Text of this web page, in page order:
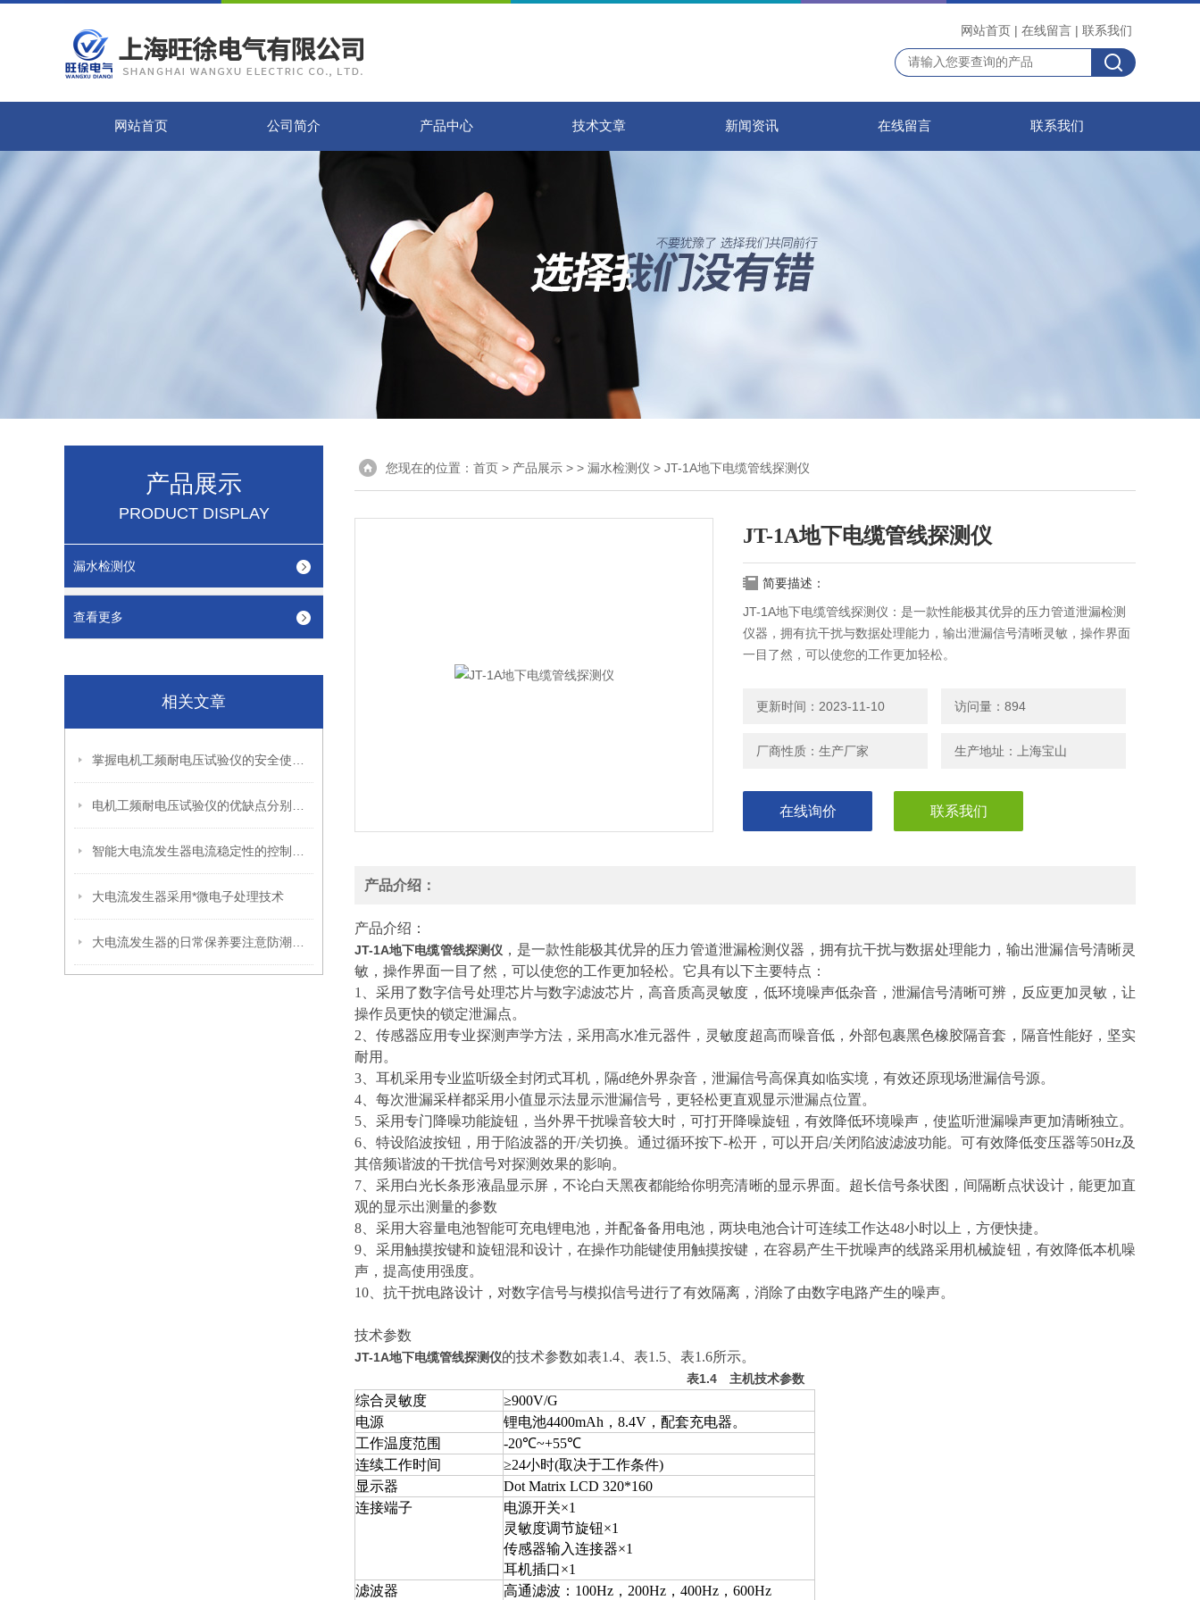
网站首页 | 在线留言 | 联系我们
网站首页 公司简介 产品中心 技术文章 新闻资讯 在线留言 联系我们
产品展示
PRODUCT DISPLAY
漏水检测仪
查看更多
相关文章
大电流发生器采用*微电子处理技术
您现在的位置： 首页 > 产品展示 > > 漏水检测仪 > JT-1A地下电缆管线探测仪
JT-1A地下电缆管线探测仪
简要描述：
JT-1A地下电缆管线探测仪：是一款性能极其优异的压力管道泄漏检测
仪器，拥有抗干扰与数据处理能力，输出泄漏信号清晰灵敏，操作界面
一目了然，可以使您的工作更加轻松。
更新时间：2023-11-10 访问量：894
厂商性质：生产厂家 生产地址：上海宝山
在线询价 联系我们
产品介绍：
产品介绍：
JT-1A地下电缆管线探测仪 ，是一款性能极其优异的压力管道泄漏检测仪器，拥有抗干扰与数据处理能力，输出泄漏信号清晰灵
敏，操作界面一目了然，可以使您的工作更加轻松。它具有以下主要特点：
1、采用了数字信号处理芯片与数字滤波芯片，高音质高灵敏度，低环境噪声低杂音，泄漏信号清晰可辨，反应更加灵敏，让
操作员更快的锁定泄漏点。
2、传感器应用专业探测声学方法，采用高水准元器件，灵敏度超高而噪音低，外部包裹黑色橡胶隔音套，隔音性能好，坚实
耐用。
3、耳机采用专业监听级全封闭式耳机，隔d绝外界杂音，泄漏信号高保真如临实境，有效还原现场泄漏信号源。
4、每次泄漏采样都采用小值显示法显示泄漏信号，更轻松更直观显示泄漏点位置。
5、采用专门降噪功能旋钮，当外界干扰噪音较大时，可打开降噪旋钮，有效降低环境噪声，使监听泄漏噪声更加清晰独立。
6、特设陷波按钮，用于陷波器的开/关切换。通过循环按下-松开，可以开启/关闭陷波滤波功能。可有效降低变压器等50Hz及
其倍频谐波的干扰信号对探测效果的影响。
7、采用白光长条形液晶显示屏，不论白天黑夜都能给你明亮清晰的显示界面。超长信号条状图，间隔断点状设计，能更加直
观的显示出测量的参数
8、采用大容量电池智能可充电锂电池，并配备备用电池，两块电池合计可连续工作达48小时以上，方便快捷。
9、采用触摸按键和旋钮混和设计，在操作功能键使用触摸按键，在容易产生干扰噪声的线路采用机械旋钮，有效降低本机噪
声，提高使用强度。
10、抗干扰电路设计，对数字信号与模拟信号进行了有效隔离，消除了由数字电路产生的噪声。
技术参数
JT-1A地下电缆管线探测仪的技术参数如表1.4、表1.5、表1.6所示。
表1.4主机技术参数
综合灵敏度
≥900V/G
电源
锂电池4400mAh，8.4V，配套充电器。
工作温度范围
-20℃~+55℃
连续工作时间
≥24小时(取决于工作条件)
显示器
Dot Matrix LCD 320*160
连接端子
电源开关×1
灵敏度调节旋钮×1
传感器输入连接器×1
耳机插口×1
滤波器
高通滤波：100Hz，200Hz，400Hz，600Hz